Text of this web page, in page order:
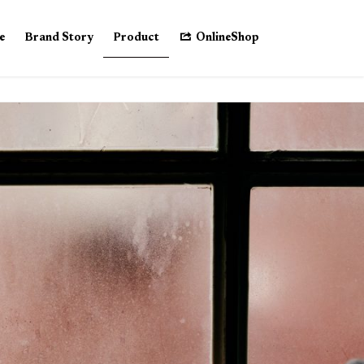
Brand Story Product OnlineShop